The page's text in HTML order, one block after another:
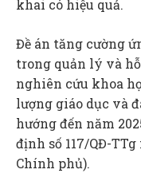
khai có hiệu quả.
Đề án tăng cường
trong quản lý và
nghiên cứu khoa
lượng giáo dục và
hướng đến năm
định số 117/QĐ-
Chính phủ).